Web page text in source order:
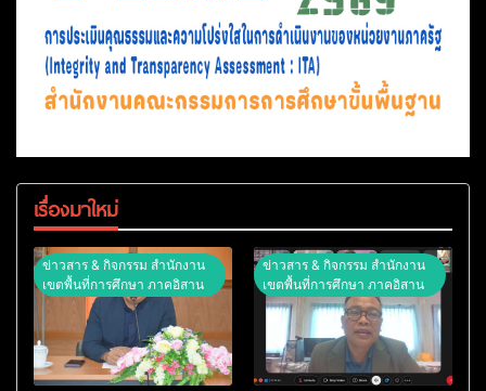
เรื่องมาใหม่
ข่าวสาร & กิจกรรม สำนักงาน
เขตพื้นที่การศึกษา ภาคอิสาน
ข่าวสาร & กิจกรรม สำนักงาน
เขตพื้นที่การศึกษา ภาคอิสาน